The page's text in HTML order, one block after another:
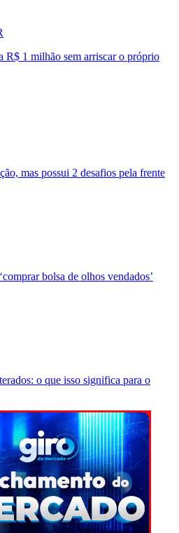
R$ 1 milhão sem arriscar o próprio
mas possui 2 desafios pela frente
bolsa de olhos vendados’
o que isso significa para o